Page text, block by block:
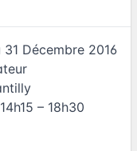
Décembre 2016
– 18h30